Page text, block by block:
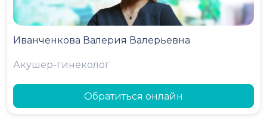
Иванченкова Валерия Валерьевна
Акушер-гинеколог
Обратиться онлайн